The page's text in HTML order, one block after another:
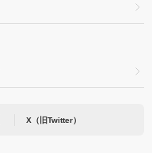
X（旧Twitter）